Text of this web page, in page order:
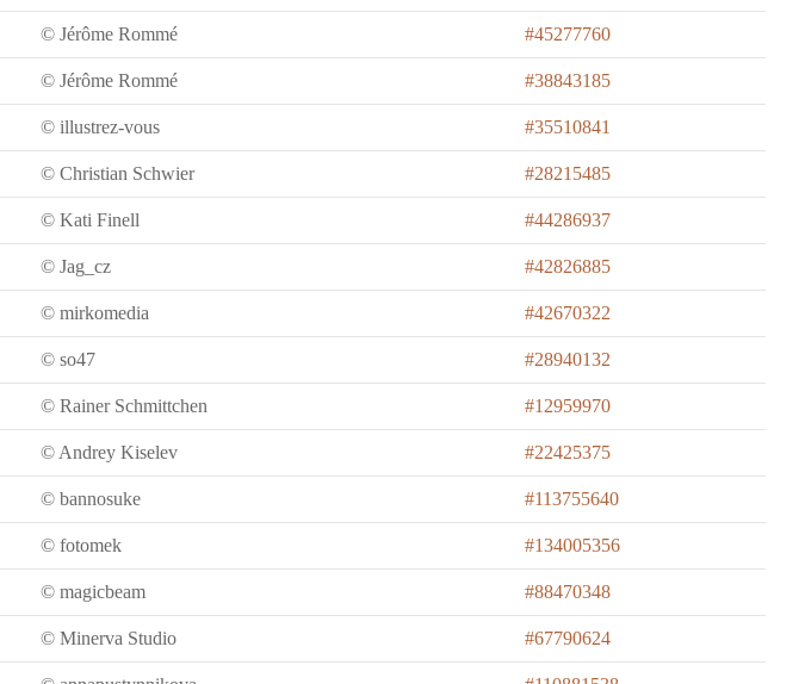
© Jérôme Rommé
#45277760
© Jérôme Rommé
#38843185
© illustrez-vous
#35510841
© Christian Schwier
#28215485
© Kati Finell
#44286937
© Jag_cz
#42826885
© mirkomedia
#42670322
© so47
#28940132
© Rainer Schmittchen
#12959970
© Andrey Kiselev
#22425375
© bannosuke
#113755640
© fotomek
#134005356
© magicbeam
#88470348
© Minerva Studio
#67790624